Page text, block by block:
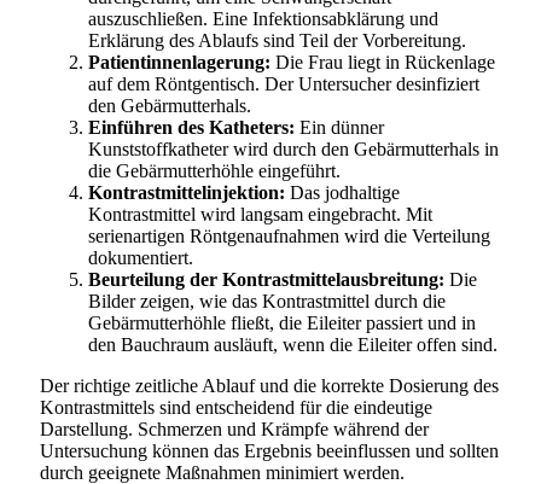
auszuschließen. Eine Infektionsabklärung und
Erklärung des Ablaufs sind Teil der Vorbereitung.
Patientinnenlagerung: Die Frau liegt in Rückenlage
auf dem Röntgentisch. Der Untersucher desinfiziert
den Gebärmutterhals.
Einführen des Katheters: Ein dünner
Kunststoffkatheter wird durch den Gebärmutterhals in
die Gebärmutterhöhle eingeführt.
Kontrastmittelinjektion: Das jodhaltige
Kontrastmittel wird langsam eingebracht. Mit
serienartigen Röntgenaufnahmen wird die Verteilung
dokumentiert.
Beurteilung der Kontrastmittelausbreitung: Die
Bilder zeigen, wie das Kontrastmittel durch die
Gebärmutterhöhle fließt, die Eileiter passiert und in
den Bauchraum ausläuft, wenn die Eileiter offen sind.
Der richtige zeitliche Ablauf und die korrekte Dosierung des
Kontrastmittels sind entscheidend für die eindeutige
Darstellung. Schmerzen und Krämpfe während der
Untersuchung können das Ergebnis beeinflussen und sollten
durch geeignete Maßnahmen minimiert werden.